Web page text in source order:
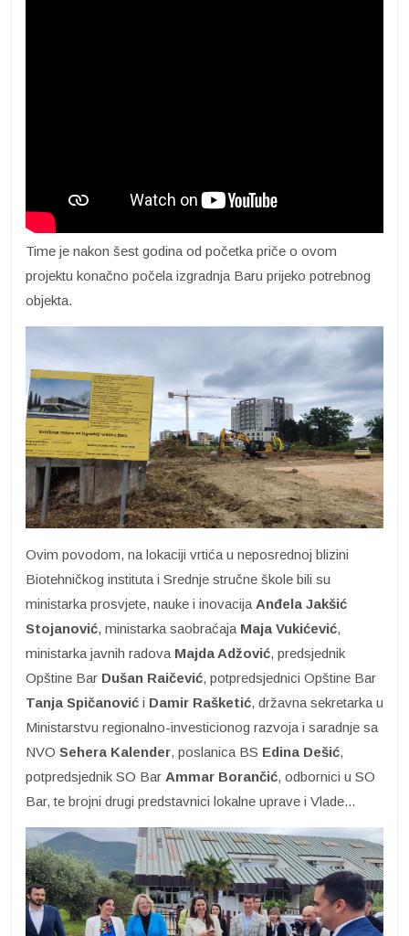
Time je nakon šest godina od početka priče o ovom
projektu konačno počela izgradnja Baru prijeko potrebnog
objekta.
Ovim povodom, na lokaciji vrtića u neposrednoj blizini
Biotehničkog instituta i Srednje stručne škole bili su
ministarka prosvjete, nauke i inovacija Anđela Jakšić
Stojanović, ministarka saobraćaja Maja Vukićević,
ministarka javnih radova Majda Adžović, predsjednik
Opštine Bar Dušan Raičević, potpredsjednici Opštine Bar
Tanja Spičanović i Damir Rašketić, državna sekretarka u
Ministarstvu regionalno-investicionog razvoja i saradnje sa
NVO Sehera Kalender, poslanica BS Edina Dešić,
potpredsjednik SO Bar Ammar Borančić, odbornici u SO
Bar, te brojni drugi predstavnici lokalne uprave i Vlade...